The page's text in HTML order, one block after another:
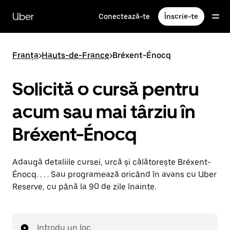
direct
conținutul
principal
Uber Conectează-te Înscrie-te
Franța>Hauts-de-France>Bréxent-Énocq
Solicită o cursă pentru
acum sau mai târziu în
Bréxent-Énocq
Adaugă detaliile cursei, urcă și călătorește Bréxent-
Énocq. . . . Sau programează oricând în avans cu Uber
Reserve, cu până la 90 de zile înainte.
Introdu un loc